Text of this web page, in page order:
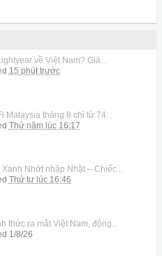
về Việt Nam? Giá...
15 phút trước
Malaysia tháng 8 chỉ từ 74...
Thứ năm lúc 16:17
Nhớt nhập Nhật – Chiếc...
Thứ tư lúc 16:46
thức ra mắt Việt Nam, động...
1/8/26